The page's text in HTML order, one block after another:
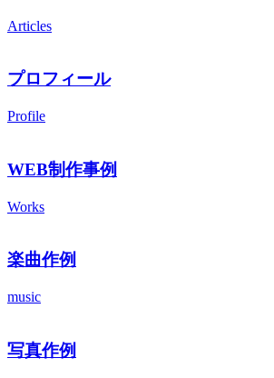
Articles
プロフィール
Profile
WEB制作事例
Works
楽曲作例
music
写真作例